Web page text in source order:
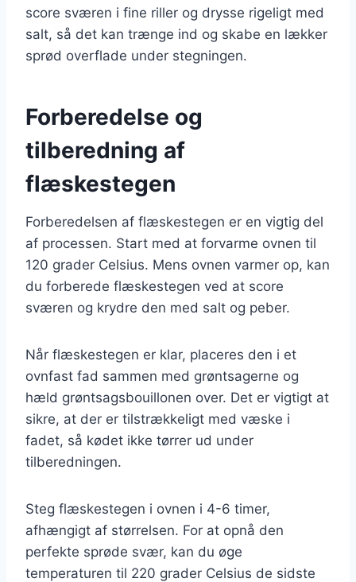
score sværen i fine riller og drysse rigeligt med
salt, så det kan trænge ind og skabe en lækker
sprød overflade under stegningen.
Forberedelse og
tilberedning af
flæskestegen
Forberedelsen af flæskestegen er en vigtig del
af processen. Start med at forvarme ovnen til
120 grader Celsius. Mens ovnen varmer op, kan
du forberede flæskestegen ved at score
sværen og krydre den med salt og peber.
Når flæskestegen er klar, placeres den i et
ovnfast fad sammen med grøntsagerne og
hæld grøntsagsbouillonen over. Det er vigtigt at
sikre, at der er tilstrækkeligt med væske i
fadet, så kødet ikke tørrer ud under
tilberedningen.
Steg flæskestegen i ovnen i 4-6 timer,
afhængigt af størrelsen. For at opnå den
perfekte sprøde svær, kan du øge
temperaturen til 220 grader Celsius de sidste